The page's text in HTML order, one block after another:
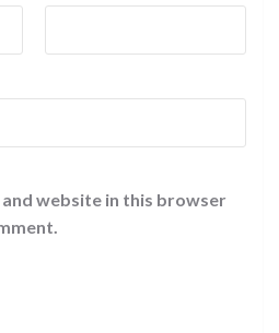
and website in this browser